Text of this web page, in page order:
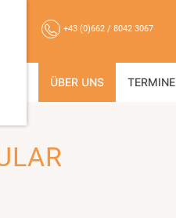
+43 (0)662 / 8042 3067
ÜBER UNS TERMINE